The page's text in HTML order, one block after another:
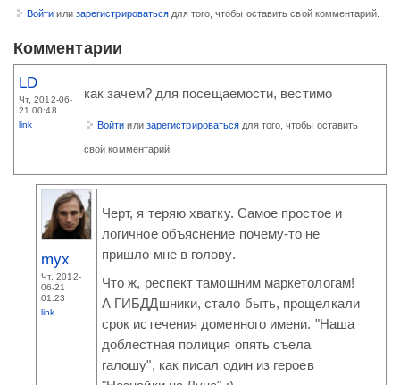
Войти или зарегистрироваться для того, чтобы оставить свой комментарий.
Комментарии
LD
Чт, 2012-06-
21 00:48
link
как зачем? для посещаемости, вестимо
Войти или зарегистрироваться для того, чтобы оставить
свой комментарий.
myx
Чт, 2012-
06-21
01:23
link
Черт, я теряю хватку. Самое простое и
логичное объяснение почему-то не
пришло мне в голову.
Что ж, респект тамошним маркетологам!
А ГИБДДшники, стало быть, прощелкали
срок истечения доменного имени. "Наша
доблестная полиция опять съела
галошу", как писал один из героев